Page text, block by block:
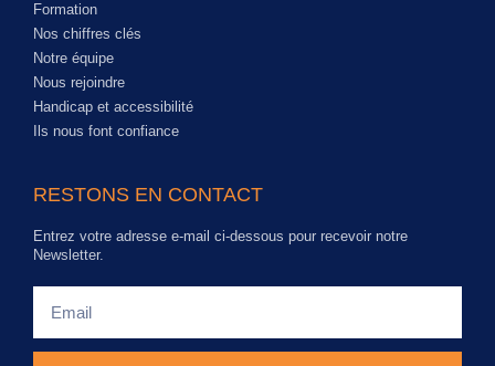
Formation
Nos chiffres clés
Notre équipe
Nous rejoindre
Handicap et accessibilité
Ils nous font confiance
RESTONS EN CONTACT
Entrez votre adresse e-mail ci-dessous pour recevoir notre
Newsletter.